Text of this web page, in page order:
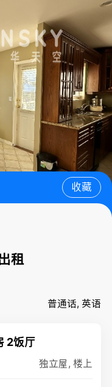
收藏
租
普通话, 英语
2饭厅
独立屋, 楼上